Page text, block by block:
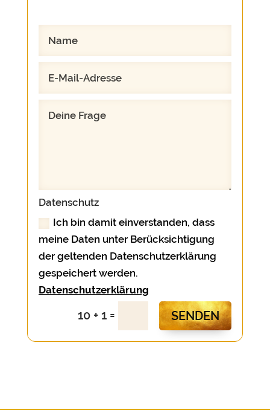
Datenschutz
Ich bin damit einverstanden, dass
meine Daten unter Berücksichtigung
der geltenden Datenschutzerklärung
gespeichert werden.
Datenschutzerklärung
10 + 1 = SENDEN